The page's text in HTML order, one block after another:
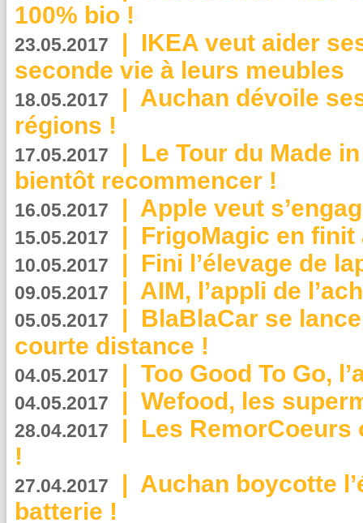
100% bio !
23.05.2017 | IKEA veut aider
seconde vie à leurs meubles
18.05.2017 | Auchan dévoile
régions !
17.05.2017 | Le Tour du Made
bientôt recommencer !
16.05.2017 | Apple veut
15.05.2017 | FrigoMagic en
10.05.2017 | Fini l’élevage de
09.05.2017 | AIM, l’appli de
05.05.2017 | BlaBlaCar se
courte distance !
04.05.2017 | Too Good To Go,
04.05.2017 | Wefood, les
28.04.2017 | Les RemorCoeurs
!
27.04.2017 | Auchan boycotte
batterie !